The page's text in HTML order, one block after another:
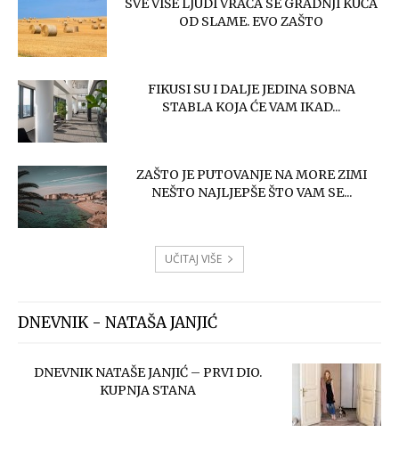
SVE VIŠE LJUDI VRAĆA SE GRADNJI KUĆA
OD SLAME. EVO ZAŠTO
FIKUSI SU I DALJE JEDINA SOBNA
STABLA KOJA ĆE VAM IKAD...
ZAŠTO JE PUTOVANJE NA MORE ZIMI
NEŠTO NAJLJEPŠE ŠTO VAM SE...
UČITAJ VIŠE
DNEVNIK - NATAŠA JANJIĆ
DNEVNIK NATAŠE JANJIĆ – PRVI DIO.
KUPNJA STANA